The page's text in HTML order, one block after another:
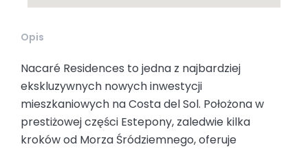
Opis
Nacaré Residences to jedna z najbardziej
ekskluzywnych nowych inwestycji
mieszkaniowych na Costa del Sol. Położona w
prestiżowej części Estepony, zaledwie kilka
kroków od Morza Śródziemnego, oferuje